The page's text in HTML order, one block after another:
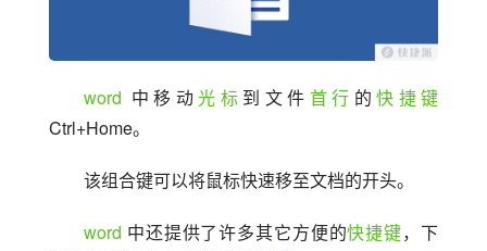
word 中移动光标 到文件 首行 的 快捷键
Ctrl+Home。
该组合键可以将鼠标快速移至文档的开头。
word 中还提供了许多其它方便的快捷键，下